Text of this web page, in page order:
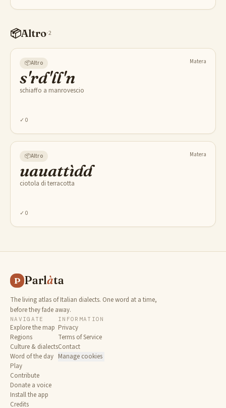
📦Altro·2
📦Altro Matera
s'rd'll'n
schiaffo a manrovescio
✓ 0
📦Altro Matera
uauattìdd
ciotola di terracotta
✓ 0
P Parlàta
The living atlas of Italian dialects. One word at a time,
before they fade away.
NAVIGATE
Explore the map
Regions
Culture & dialects
Word of the day
Play
Contribute
Donate a voice
Install the app
Credits
INFORMATION
Privacy
Terms of Service
Contact
Manage cookies